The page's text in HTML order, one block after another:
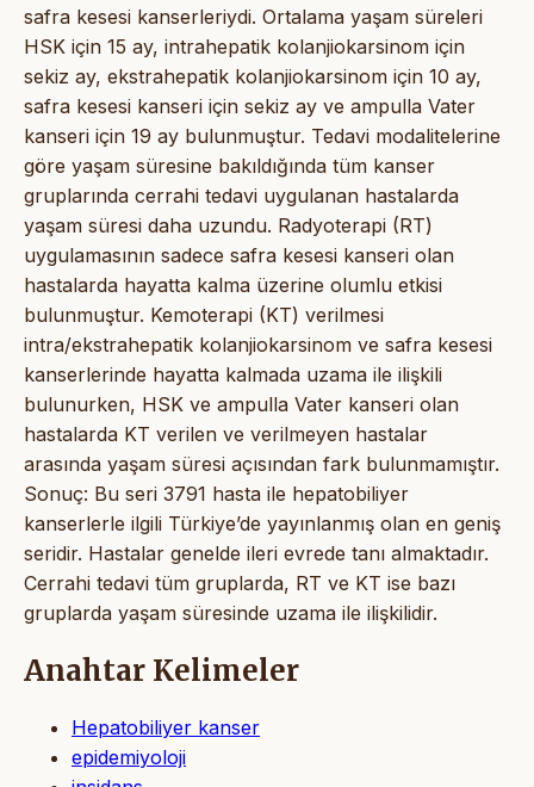
safra kesesi kanserleriydi. Ortalama yaşam süreleri
HSK için 15 ay, intrahepatik kolanjiokarsinom için
sekiz ay, ekstrahepatik kolanjiokarsinom için 10 ay,
safra kesesi kanseri için sekiz ay ve ampulla Vater
kanseri için 19 ay bulunmuştur. Tedavi modalitelerine
göre yaşam süresine bakıldığında tüm kanser
gruplarında cerrahi tedavi uygulanan hastalarda
yaşam süresi daha uzundu. Radyoterapi (RT)
uygulamasının sadece safra kesesi kanseri olan
hastalarda hayatta kalma üzerine olumlu etkisi
bulunmuştur. Kemoterapi (KT) verilmesi
intra/ekstrahepatik kolanjiokarsinom ve safra kesesi
kanserlerinde hayatta kalmada uzama ile ilişkili
bulunurken, HSK ve ampulla Vater kanseri olan
hastalarda KT verilen ve verilmeyen hastalar
arasında yaşam süresi açısından fark bulunmamıştır.
Sonuç: Bu seri 3791 hasta ile hepatobiliyer
kanserlerle ilgili Türkiye’de yayınlanmış olan en geniş
seridir. Hastalar genelde ileri evrede tanı almaktadır.
Cerrahi tedavi tüm gruplarda, RT ve KT ise bazı
gruplarda yaşam süresinde uzama ile ilişkilidir.
Anahtar Kelimeler
Hepatobiliyer kanser
epidemiyoloji